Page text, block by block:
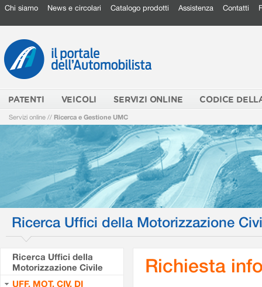
Chi siamo News e circolari Catalogo prodotti Assistenza Contatti
PATENTI VEICOLI SERVIZI ONLINE CODICE
Servizi online // Ricerca e Gestione UMC
Ricerca Uffici della Motorizzazione
Ricerca Uffici della
Motorizzazione Civile
UFF. MOT. CIV. DI
Richiesta